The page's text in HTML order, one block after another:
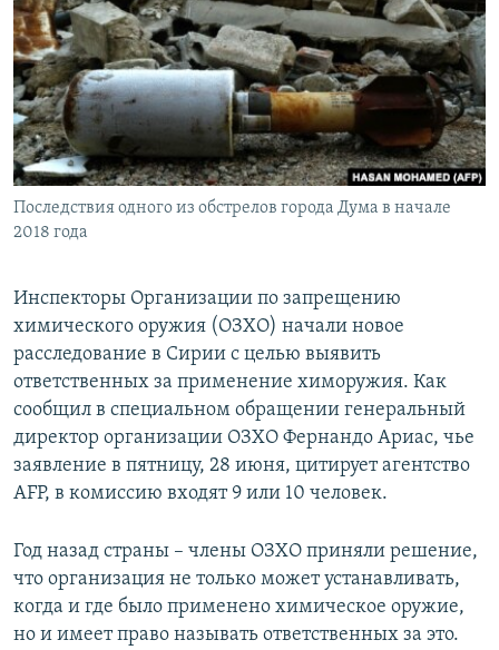
РАСПИСАНИЕ ВЕЩАНИЯ
ПОДПИШИТЕСЬ НА РАССЫЛКУ
СОЦИАЛЬНЫЕ СЕТИ
Последствия одного из обстрелов города Дума в начале
2018 года
Инспекторы Организации по запрещению
химического оружия (ОЗХО) начали новое
расследование в Сирии с целью выявить
ответственных за применение химоружия. Как
сообщил в специальном обращении генеральный
директор организации ОЗХО Фернандо Ариас, чье
заявление в пятницу, 28 июня, цитирует агентство
AFP, в комиссию входят 9 или 10 человек.
Год назад страны – члены ОЗХО приняли решение,
что организация не только может устанавливать,
когда и где было применено химическое оружие,
но и имеет право называть ответственных за это.